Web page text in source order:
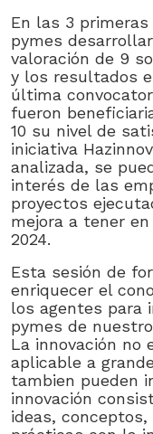
En las 3
pymes
valoración de 9
y los resultados
última
fueron
10 su nivel de
iniciativa
analizada, se
interés de las
proyectos
mejora a tener
2024.
Esta sesión de
enriquecer el
los agentes para
pymes de
La innovación no
aplicable a
tambien pueden
innovación
ideas,